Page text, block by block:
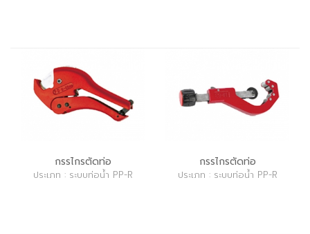
กรรไกรตัดท่อ
ประเภท : ระบบท่อน้ำ PP-R
กรรไกรตัดท่อ
ประเภท : ระบบท่อน้ำ PP-R